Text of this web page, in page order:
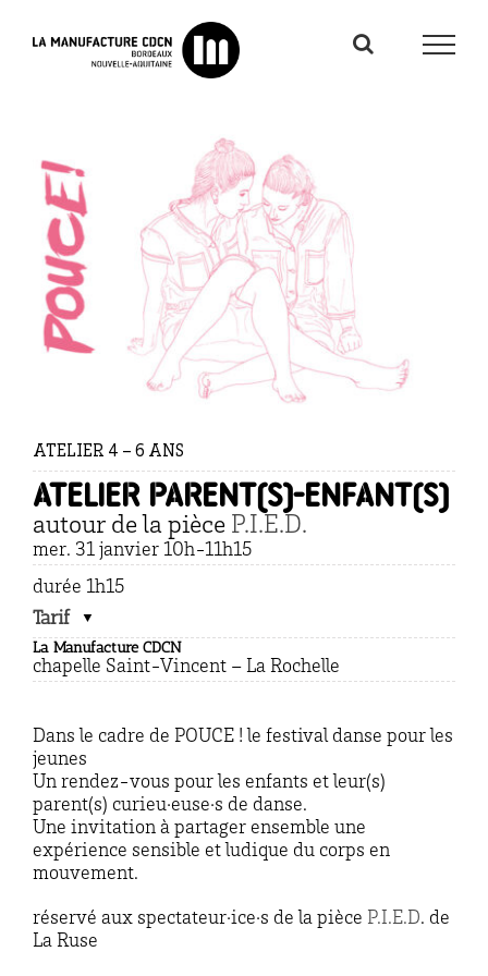
ATELIER 4 – 6 ANS
atelier parent(s)-enfant(s)
autour de la pièce P.I.E.D.
mer. 31 janvier 10h-11h15
durée 1h15
Tarif
La Manufacture CDCN
chapelle Saint-Vincent – La Rochelle
Dans le cadre de POUCE ! le festival danse pour les
jeunes
Un rendez-vous pour les enfants et leur(s)
parent(s) curieu·euse·s de danse.
Une invitation à partager ensemble une
expérience sensible et ludique du corps en
mouvement.
réservé aux spectateur·ice·s de la pièce P.I.E.D. de
La Ruse